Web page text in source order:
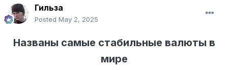
Гильза
Posted May 2, 2025
Названы самые стабильные валюты в
мире